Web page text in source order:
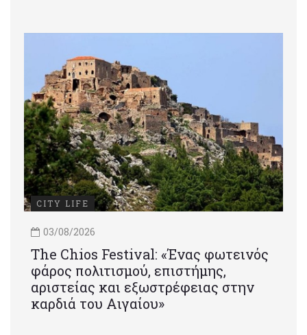
CITY LIFE
03/08/2026
Τhe Chios Festival: «Ένας φωτεινός
φάρος πολιτισμού, επιστήμης,
αριστείας και εξωστρέφειας στην
καρδιά του Αιγαίου»